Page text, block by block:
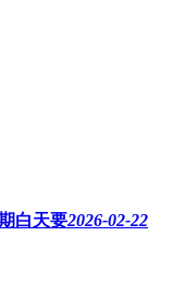
白天要2026-02-22